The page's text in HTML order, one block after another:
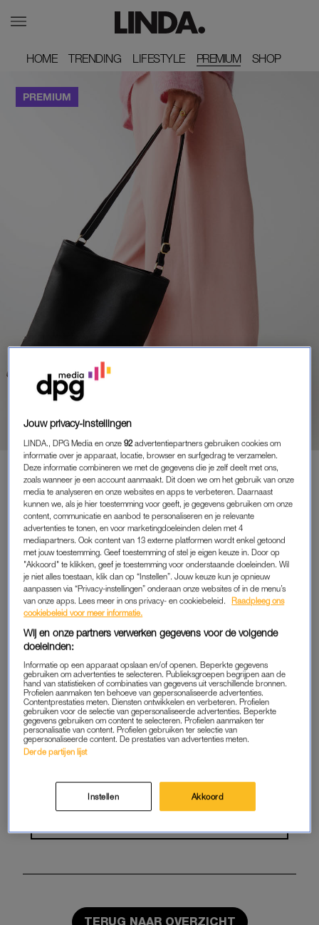
HOME
HOME TRENDING
TRENDING LIFESTYLE
LIFESTYLE PREMIUM SHOP
SHOP
KRIJG NU 50 PROCENT
PREMIUM
LEES VERDER MET
PREMIUM
Krijg onbeperkt toegang tot alle
artikelen
Lees LINDA.magazine online
Geniet van te gekke winacties en
lekkere puzzels
Maandelijks opzegbaar
Daarna €5,95 per maand
Al abonnee? Log in
TERUG NAAR OVERZICHT
Jouw privacy-instellingen
LINDA., DPG Media en onze92 advertentiepartners gebruiken cookies om
informatie over je apparaat, locatie, browser en surfgedrag te verzamelen.
Deze informatie combineren we met de gegevens die je zelf deelt met ons,
zoals wanneer je een account aanmaakt. Dit doen we om het gebruik van onze
media te analyseren en onze websites en apps te verbeteren. Daarnaast
kunnen we, als je hier toestemming voor geeft, je gegevens gebruiken om onze
content, communicatie en aanbod te personaliseren en je relevante
advertenties te tonen, en voor marketingdoeleinden delen met 4
mediapartners. Ook content van 13 externe platformen wordt enkel getoond
met jouw toestemming. Geef toestemming of stel je eigen keuze in. Door op
"Akkoord" te klikken, geef je toestemming voor onderstaande doeleinden. Wil
je niet alles toestaan, klik dan op “Instellen”. Jouw keuze kun je opnieuw
aanpassen via “Privacy-instellingen” onderaan onze websites of in de menu’s
van onze apps. Lees meer in ons privacy- en cookiebeleid.
Raadpleeg ons
cookiebeleid voor meer informatie.
Wij en onze partners verwerken gegevens voor de volgende
doeleinden:
Informatie op een apparaat opslaan en/of openen. Beperkte gegevens
gebruiken om advertenties te selecteren. Publieksgroepen begrijpen aan de
hand van statistieken of combinaties van gegevens uit verschillende bronnen.
Profielen aanmaken ten behoeve van gepersonaliseerde advertenties.
Contentprestaties meten. Diensten ontwikkelen en verbeteren. Profielen
gebruiken voor de selectie van gepersonaliseerde advertenties. Beperkte
gegevens gebruiken om content te selecteren. Profielen aanmaken ter
personalisatie van content. Profielen gebruiken ter selectie van
gepersonaliseerde content. De prestaties van advertenties meten.
Derde partijen lijst
Instellen Akkoord